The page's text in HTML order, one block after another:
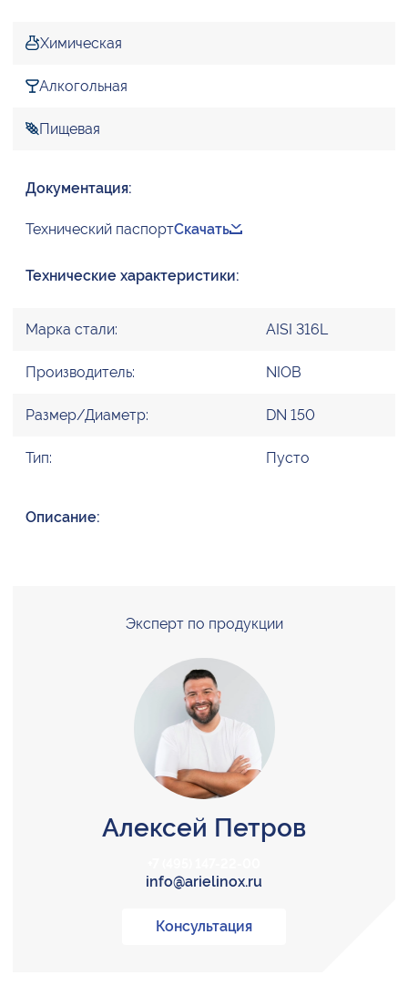
Химическая
Алкогольная
Пищевая
Документация:
Технический паспортСкачать
Технические характеристики:
Марка стали: AISI 316L
Производитель: NIOB
Размер/Диаметр: DN 150
Тип: Пусто
Описание:
Эксперт по продукции
Алексей Петров
info@arielinox.ru
Консультация